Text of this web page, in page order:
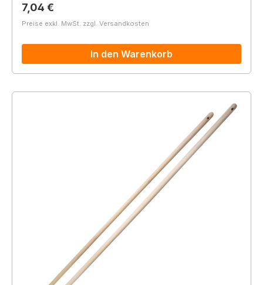
Regulärer Preis:
7,04 €
Preise exkl. MwSt. zzgl. Versandkosten
In den Warenkorb